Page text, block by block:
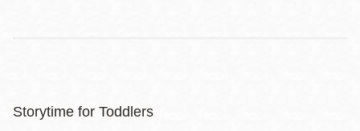
Storytime for Toddlers